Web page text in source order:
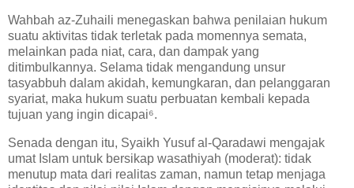
Wahbah az-Zuhaili menegaskan bahwa penilaian hukum
suatu aktivitas tidak terletak pada momennya semata,
melainkan pada niat, cara, dan dampak yang
ditimbulkannya. Selama tidak mengandung unsur
tasyabbuh dalam akidah, kemungkaran, dan pelanggaran
syariat, maka hukum suatu perbuatan kembali kepada
tujuan yang ingin dicapai⁶.
Senada dengan itu, Syaikh Yusuf al-Qaradawi mengajak
umat Islam untuk bersikap wasathiyah (moderat): tidak
menutup mata dari realitas zaman, namun tetap menjaga